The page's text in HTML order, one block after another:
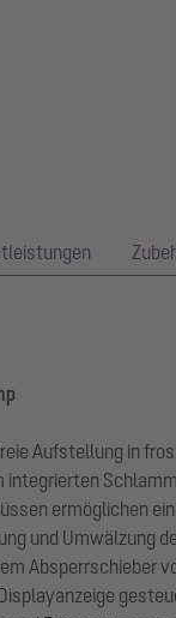
Aufstellung in
ermöglichen
und Umwälzung
Absperrschieber